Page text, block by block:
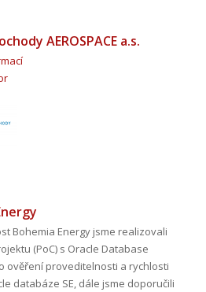
AEROSPACE a.s.
Bohemia Energy jsme realizovali
(PoC) s Oracle Database
ověření proveditelnosti a rychlosti
databáze SE, dále jsme doporučili